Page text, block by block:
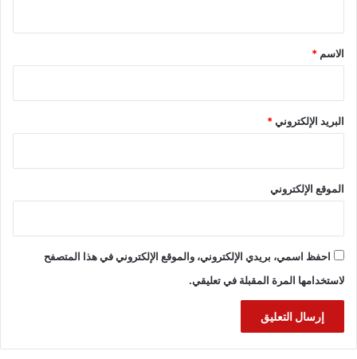
*
الاسم *
البريد الإلكتروني*
الموقع الإلكتروني
احفظ اسمي، بريدي الإلكتروني، والموقع الإلكتروني في هذا المتصفح
لاستخدامها المرة المقبلة في تعليقي.